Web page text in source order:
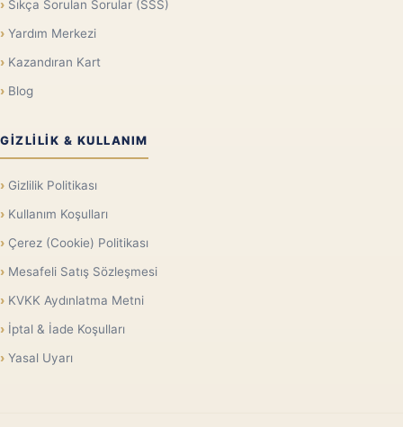
Sıkça Sorulan Sorular (SSS)
Yardım Merkezi
Kazandıran Kart
Blog
GIZLILIK & KULLANIM
Gizlilik Politikası
Kullanım Koşulları
Çerez (Cookie) Politikası
Mesafeli Satış Sözleşmesi
KVKK Aydınlatma Metni
İptal & İade Koşulları
Yasal Uyarı